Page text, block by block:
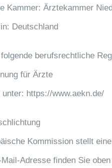
Kammer: Ärztekammer
Deutschland
berufsrechtliche
für Ärzte
unter: https://www.aekn.de/
Kommission stellt
Adresse finden Sie